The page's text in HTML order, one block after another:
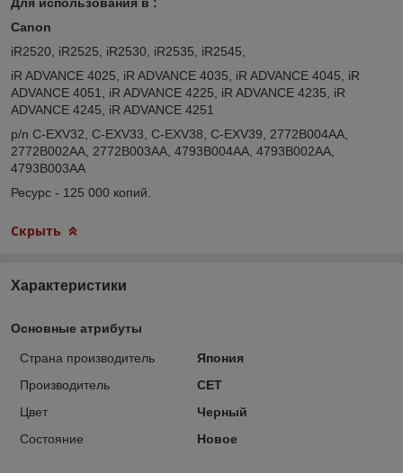
Canon​
iR2520, iR2525, iR2530, iR2535, iR2545,
iR ADVANCE 4025, iR ADVANCE 4035, iR ADVANCE 4045, iR
ADVANCE 4051, iR ADVANCE 4225, iR ADVANCE 4235, iR
ADVANCE 4245, iR ADVANCE 4251
p/n C-EXV32, C-EXV33, C-EXV38, C-EXV39, 2772B004AA,
2772B002AA, 2772B003AA, 4793B004AA, 4793B002AA,
4793B003AA
Ресурс - 125 000 копий.
Скрыть
Характеристики
Основные атрибуты
Страна производитель
Япония
Производитель
CET
Цвет
Черный
Состояние
Новое